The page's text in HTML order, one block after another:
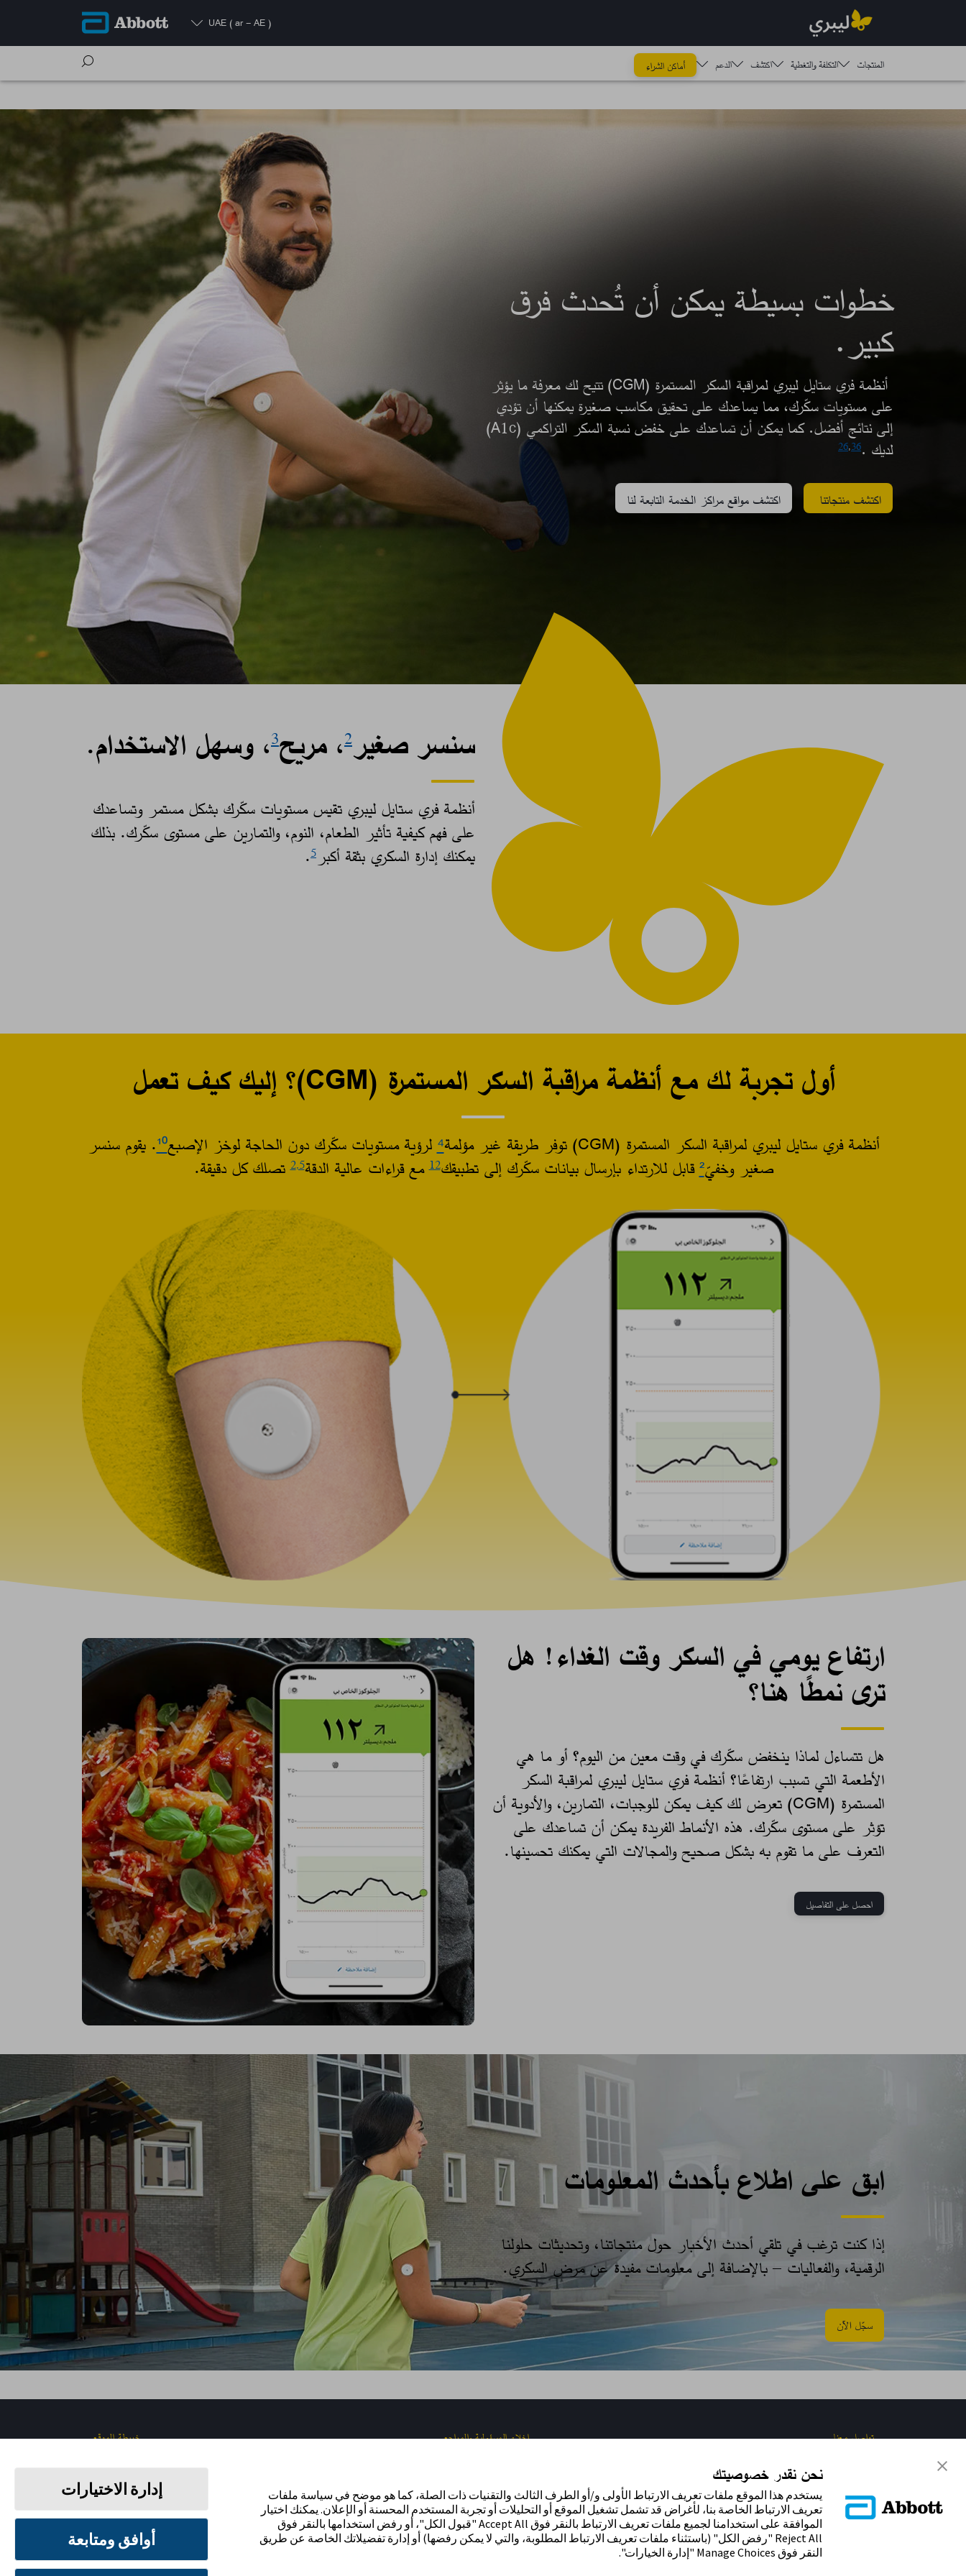
UAE ( ar - AE )
المنتجات التكلفة والتغطية اكتشف​ الدعم أماكن الشراء كُل خطوة تِفرق
خطوات بسيطة يمكن أن تُحدث فرق
كبير.​
أنظمة فري ستايل ليبري لمراقبة السكر المستمرة (CGM) تتيح لك معرفة ما يؤثر
على مستويات سكّرك، مما يساعدك على تحقيق مكاسب صغيرة يمكنها أن تؤدي
إلى نتائج أفضل. كما يمكن أن تساعدك على خفض نسبة السكر التراكمي (A1c)
لديك . 26,36
اكتشف منتجاتنا اكتشف مواقع مراكز الخدمة التابعة لنا​
سنسر صغير2، مريح3، وسهل الاستخدام.
أنظمة فري ستايل ليبري تقيس مستويات سكّرك بشكل مستمر وتساعدك
على فهم كيفية تأثير الطعام، النوم، والتمارين على مستوى سكّرك. بذلك
يمكنك إدارة السكري بثقة أكبر 5
. ​
أول تجربة لك مع أنظمة مراقبة السكر المستمرة (CGM)؟ إليك كيف تعمل​
أنظمة فري ستايل ليبري لمراقبة السكر المستمرة (CGM) توفر طريقة غير مؤلمة ⁴لرؤية مستويات سكّرك دون الحاجة لوخز الإصبع¹⁰. يقوم سنسر
صغير وخفيّ²قابل للارتداء بإرسال بيانات سكّرك إلى تطبيقك12مع قراءات عالية الدقة 2,5 تصلك كل دقيقة.​
ارتفاع يومي في السكر وقت الغداء! هل
ترى نمطًا هنا؟
هل تتساءل لماذا ينخفض سكّرك في وقت معين من اليوم؟ أو ما هي
الأطعمة التي تسبب ارتفاعًا؟ أنظمة فري ستايل ليبري لمراقبة السكر
المستمرة (CGM) تعرض لك كيف يمكن للوجبات، التمارين، والأدوية أن
تؤثر على مستوى سكّرك. هذه الأنماط الفريدة يمكن أن تساعدك على
التعرف على ما تقوم به بشكل صحيح والمجالات التي يمكنك تحسينها. ​
احصل على التفاصيل
ابق على اطلاع بأحدث المعلومات
إذا كنت ترغب في تلقي أحدث الأخبار حول منتجاتنا، وتحديثات حلولنا
الرقمية، والفعاليات – بالإضافة إلى معلومات مفيدة عن مرض السكري.​
سجّل الآن​
تواصل معنا إخلاء المسؤولية والمراجع خريطة الموقع
ابقَ على اتصال
شروط الاستخدام تفضيلات ملفات تعريف الارتباط
نحن نقدر خصوصيتك
يستخدم هذا الموقع ملفات تعريف الارتباط الأولى و/أو الطرف الثالث والتقنيات ذات الصلة، كما هو موضح في سياسة ملفات
تعريف الارتباط الخاصة بنا، لأغراض قد تشمل تشغيل الموقع أو التحليلات أو تجربة المستخدم المحسنة أو الإعلان. يمكنك اختيار
الموافقة على استخدامنا لجميع ملفات تعريف الارتباط بالنقر فوق Accept All "قبول الكل"، أو رفض استخدامها بالنقر فوق
Reject All "رفض الكل" (باستثناء ملفات تعريف الارتباط المطلوبة، والتي لا يمكن رفضها) أو إدارة تفضيلاتك الخاصة عن طريق
النقر فوق Manage Choices "إدارة الخيارات".
إدارة الاختيارات
أوافق ومتابعة